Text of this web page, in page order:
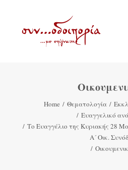
ΘΕΜΑΤΟΛΟΓΙΑ
ΑΝΑΚΟΙΝΩΣΕΙΣ
Home Θεματολογία
Ευαγγελικό
Το Ευαγγέλιο της Κυριακής 28
Α´ Οικ.